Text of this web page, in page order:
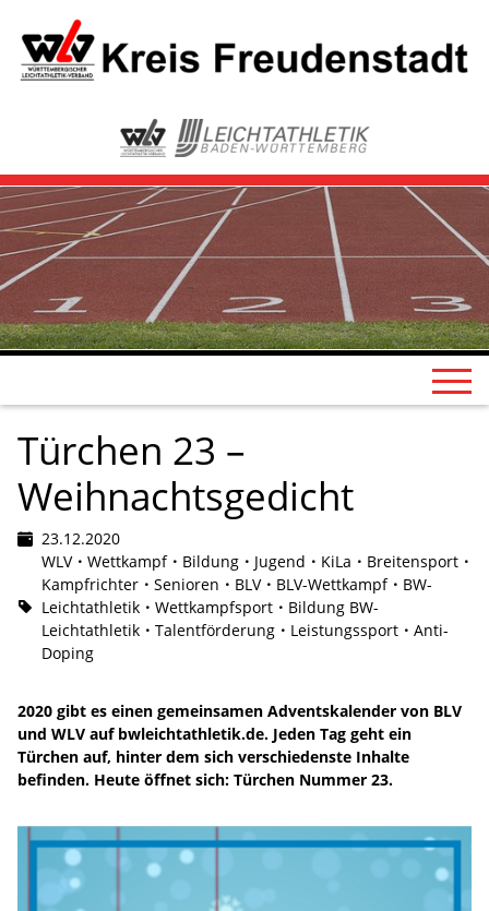
Türchen 23 –
Weihnachtsgedicht
23.12.2020
WLV
Wettkampf Bildung Jugend KiLa
Breitensport
Kampfrichter
Senioren BLV BLV-Wettkampf
BW-
Leichtathletik
Wettkampfsport
Bildung BW-
Leichtathletik
Talentförderung Leistungssport
Anti-
Doping
2020 gibt es einen gemeinsamen Adventskalender von BLV
und WLV auf bwleichtathletik.de. Jeden Tag geht ein
Türchen auf, hinter dem sich verschiedenste Inhalte
befinden. Heute öffnet sich: Türchen Nummer 23.